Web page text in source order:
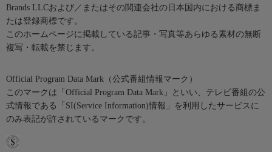
Brands LLCおよび／またはその関連会社の日本国内における商標ま
たは登録商標です。
このホームページに掲載している記事・写真等あらゆる素材の無断
複写・転載を禁じます。
Official Program Data Mark（公式番組情報マーク）
このマークは「Official Program Data Mark」といい、テレビ番組の公
式情報である「SI(Service Information)情報」を利用したサービスに
のみ表記が許されているマークです。